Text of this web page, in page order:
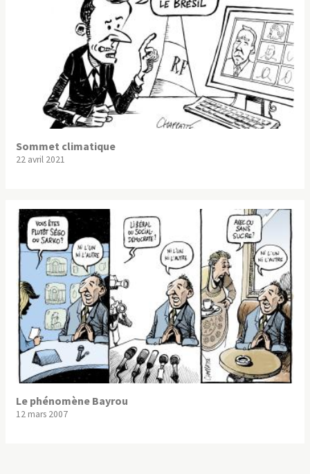
Sommet climatique
22 avril 2021
Le phénomène Bayrou
12 mars 2007